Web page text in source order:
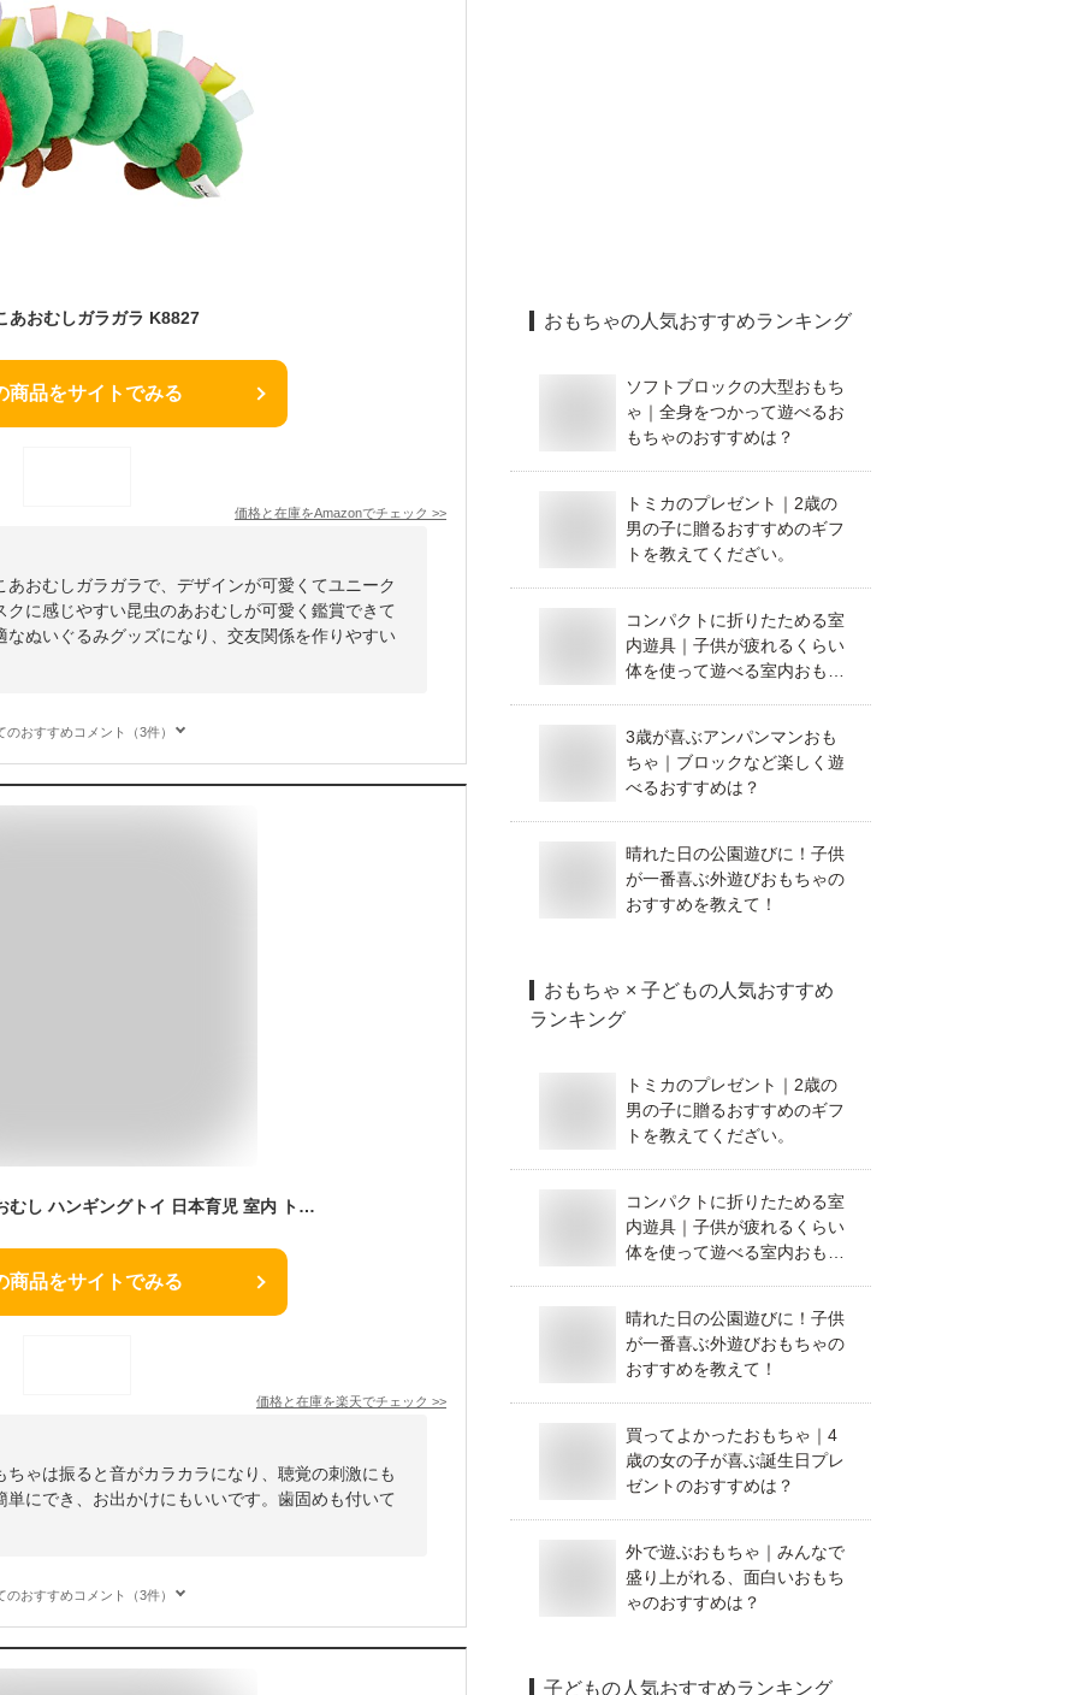
あおむしガラガラ K8827
商品をサイトでみる
価格と在庫をAmazonでチェック >>
おむしガラガラで、デザインが可愛くてユニーク
に感じやすい昆虫のあおむしが可愛く鑑賞できて
ぬいぐるみグッズになり、交友関係を作りやすい
のおすすめコメント（3件）
おもちゃ はらぺこあおむし ハンギングトイ 日本育児 室内 トイ 玩具 赤ちゃん ベビー 子供 子ども こども キッズ かわいい 保育園 幼保 保育用品
商品をサイトでみる
価格と在庫を楽天でチェック >>
ゃは振ると音がカラカラになり、聴覚の刺激にも
にでき、お出かけにもいいです。歯固めも付いて
のおすすめコメント（3件）
おもちゃの人気おすすめランキング
ソフトブロックの大型おもち
ゃ｜全身をつかって遊べるお
もちゃのおすすめは？
トミカのプレゼント｜2歳の
男の子に贈るおすすめのギフ
トを教えてくだざい。
コンパクトに折りたためる室
内遊具｜子供が疲れるくらい
体を使って遊べる室内おもち
3歳が喜ぶアンパンマンおも
ちゃ｜ブロックなど楽しく遊
べるおすすめは？
晴れた日の公園遊びに！子供
が一番喜ぶ外遊びおもちゃの
おすすめを教えて！
おもちゃ × 子どもの人気おすすめ
ランキング
トミカのプレゼント｜2歳の
男の子に贈るおすすめのギフ
トを教えてくだざい。
コンパクトに折りたためる室
内遊具｜子供が疲れるくらい
体を使って遊べる室内おもち
晴れた日の公園遊びに！子供
が一番喜ぶ外遊びおもちゃの
おすすめを教えて！
買ってよかったおもちゃ｜4
歳の女の子が喜ぶ誕生日プレ
ゼントのおすすめは？
外で遊ぶおもちゃ｜みんなで
盛り上がれる、面白いおもち
ゃのおすすめは？
子どもの人気おすすめランキング